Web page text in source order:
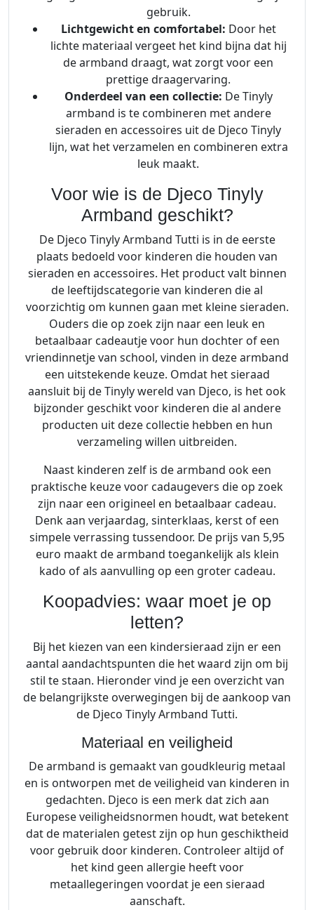
gebruik.
Lichtgewicht en comfortabel: Door het
lichte materiaal vergeet het kind bijna dat hij
de armband draagt, wat zorgt voor een
prettige draagervaring.
Onderdeel van een collectie: De Tinyly
armband is te combineren met andere
sieraden en accessoires uit de Djeco Tinyly
lijn, wat het verzamelen en combineren extra
leuk maakt.
Voor wie is de Djeco Tinyly
Armband geschikt?
De Djeco Tinyly Armband Tutti is in de eerste
plaats bedoeld voor kinderen die houden van
sieraden en accessoires. Het product valt binnen
de leeftijdscategorie van kinderen die al
voorzichtig om kunnen gaan met kleine sieraden.
Ouders die op zoek zijn naar een leuk en
betaalbaar cadeautje voor hun dochter of een
vriendinnetje van school, vinden in deze armband
een uitstekende keuze. Omdat het sieraad
aansluit bij de Tinyly wereld van Djeco, is het ook
bijzonder geschikt voor kinderen die al andere
producten uit deze collectie hebben en hun
verzameling willen uitbreiden.
Naast kinderen zelf is de armband ook een
praktische keuze voor cadaugevers die op zoek
zijn naar een origineel en betaalbaar cadeau.
Denk aan verjaardag, sinterklaas, kerst of een
simpele verrassing tussendoor. De prijs van 5,95
euro maakt de armband toegankelijk als klein
kado of als aanvulling op een groter cadeau.
Koopadvies: waar moet je op
letten?
Bij het kiezen van een kindersieraad zijn er een
aantal aandachtspunten die het waard zijn om bij
stil te staan. Hieronder vind je een overzicht van
de belangrijkste overwegingen bij de aankoop van
de Djeco Tinyly Armband Tutti.
Materiaal en veiligheid
De armband is gemaakt van goudkleurig metaal
en is ontworpen met de veiligheid van kinderen in
gedachten. Djeco is een merk dat zich aan
Europese veiligheidsnormen houdt, wat betekent
dat de materialen getest zijn op hun geschiktheid
voor gebruik door kinderen. Controleer altijd of
het kind geen allergie heeft voor
metaallegeringen voordat je een sieraad
aanschaft.